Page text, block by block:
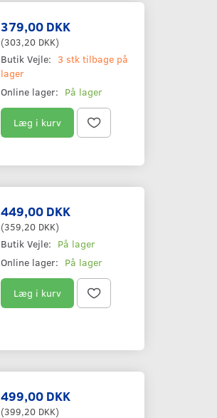
379,00 DKK
(303,20 DKK)
Butik Vejle: 3 stk tilbage på
lager
Online lager: På lager
Læg i kurv
449,00 DKK
(359,20 DKK)
Butik Vejle: På lager
Online lager: På lager
Læg i kurv
499,00 DKK
(399,20 DKK)